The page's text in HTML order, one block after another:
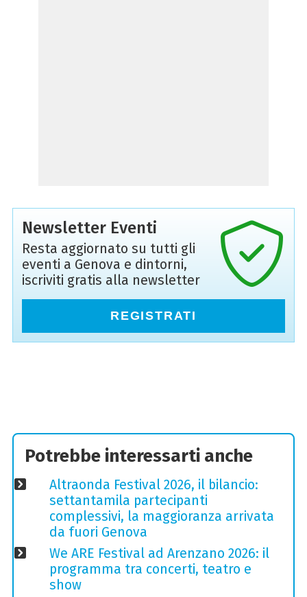
Newsletter Eventi
Resta aggiornato su tutti gli
eventi a Genova e dintorni,
iscriviti gratis alla newsletter
REGISTRATI
Potrebbe interessarti anche
Altraonda Festival 2026, il bilancio:
settantamila partecipanti
complessivi, la maggioranza arrivata
da fuori Genova
We ARE Festival ad Arenzano 2026: il
programma tra concerti, teatro e
show